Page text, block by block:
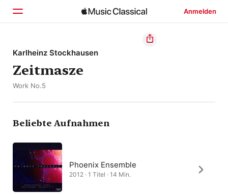
Anmelden
Startseite
Entdecken
Karlheinz Stockhausen
Zeitmasze
Work No.5
Beliebte Aufnahmen
Phoenix Ensemble
2012 · 1 Titel · 14 Min.